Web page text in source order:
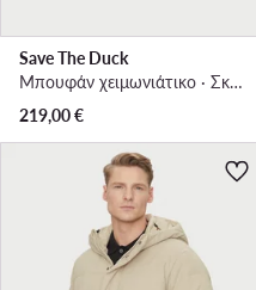
Save The Duck
Μπουφάν χειμωνιάτικο · Σκούρο μπλε
219,00€